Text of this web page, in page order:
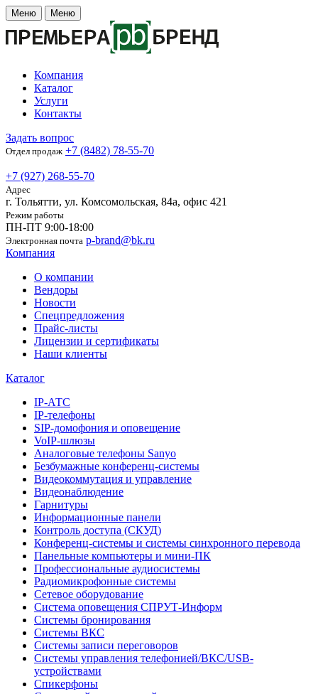
Меню Меню
Компания
Каталог
Услуги
Контакты
Задать вопрос
Отдел продаж +7 (8482) 78-55-70
+7 (927) 268-55-70
Адрес
г. Тольятти, ул. Комсомольская, 84а, офис 421
Режим работы
ПН-ПТ 9:00-18:00
Электронная почта p-brand@bk.ru
Компания
О компании
Вендоры
Новости
Спецпредложения
Прайс-листы
Лицензии и сертификаты
Наши клиенты
Каталог
IP-АТС
IP-телефоны
SIP-домофония и оповещение
VoIP-шлюзы
Аналоговые телефоны Sanyo
Безбумажные конференц-системы
Видеокоммутация и управление
Видеонаблюдение
Гарнитуры
Информационные панели
Контроль доступа (СКУД)
Конференц-системы и системы синхронного перевода
Панельные компьютеры и мини-ПК
Профессиональные аудиосистемы
Радиомикрофонные системы
Сетевое оборудование
Система оповещения СПРУТ-Информ
Системы бронирования
Системы ВКС
Системы записи переговоров
Системы управления телефонией/ВКС/USB-
устройствами
Спикерфоны